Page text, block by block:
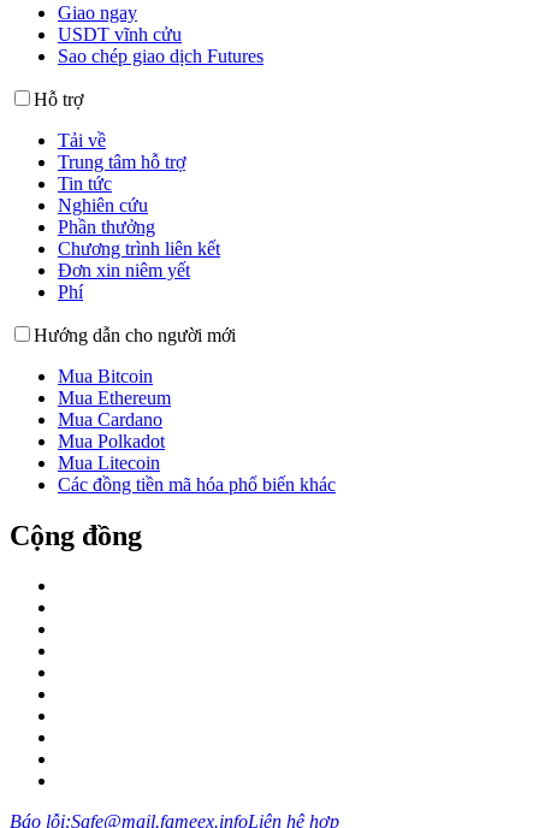
Giao ngay
USDT vĩnh cửu
Sao chép giao dịch Futures
Hỗ trợ
Tải về
Trung tâm hỗ trợ
Tin tức
Nghiên cứu
Phần thưởng
Chương trình liên kết
Đơn xin niêm yết
Phí
Hướng dẫn cho người mới
Mua Bitcoin
Mua Ethereum
Mua Cardano
Mua Polkadot
Mua Litecoin
Các đồng tiền mã hóa phổ biến khác
Cộng đồng
Báo lỗi:Safe@mail.fameex.infoLiên hệ hợp